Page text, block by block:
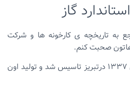
گاز
به تاریخچه ی کارخونه ها و شرکت
صحبت کنم.
اولین کارخونه ی ما در سال ۱۳۳۷ درتبریز تاسیس شد و تولید اون